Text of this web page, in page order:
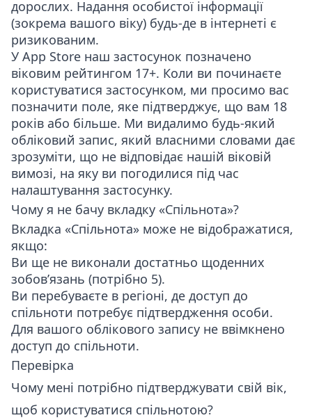
дорослих. Надання особистої інформації
(зокрема вашого віку) будь-де в інтернеті є
ризикованим.
У App Store наш застосунок позначено
віковим рейтингом 17+. Коли ви починаєте
користуватися застосунком, ми просимо вас
позначити поле, яке підтверджує, що вам 18
років або більше. Ми видалимо будь-який
обліковий запис, який власними словами дає
зрозуміти, що не відповідає нашій віковій
вимозі, на яку ви погодилися під час
налаштування застосунку.
Чому я не бачу вкладку «Спільнота»?
Вкладка «Спільнота» може не відображатися,
якщо:
Ви ще не виконали достатньо щоденних
зобов’язань (потрібно 5).
Ви перебуваєте в регіоні, де доступ до
спільноти потребує підтвердження особи.
Для вашого облікового запису не ввімкнено
доступ до спільноти.
Перевірка
Чому мені потрібно підтверджувати свій вік,
щоб користуватися спільнотою?